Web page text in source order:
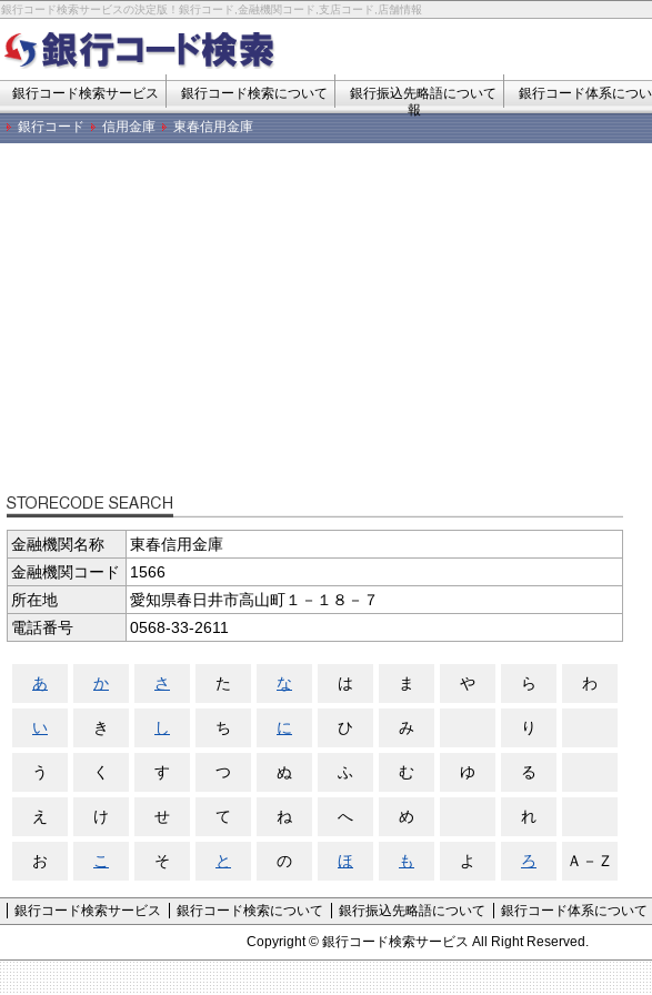
銀行コード検索サービスの決定版！銀行コード,金融機関コード,支店コード,店舗情報
銀行コード検索サービス 銀行コード検索について 銀行振込先略語について 銀行コード体系につ
報
銀行コード
信用金庫 東春信用金庫
金融機関名称
東春信用金庫
金融機関コード
1566
所在地
愛知県春日井市高山町１－１８－７
電話番号
0568-33-2611
あ か さ た な は ま や ら わ
い き し ち に ひ み り
う く す つ ぬ ふ む ゆ る
え け せ て ね へ め れ
お こ そ と の ほ も よ ろ Ａ－Ｚ
銀行コード検索サービス 銀行コード検索について 銀行振込先略語について 銀行コード体系について
Copyright © 銀行コード検索サービス All Right Reserved.